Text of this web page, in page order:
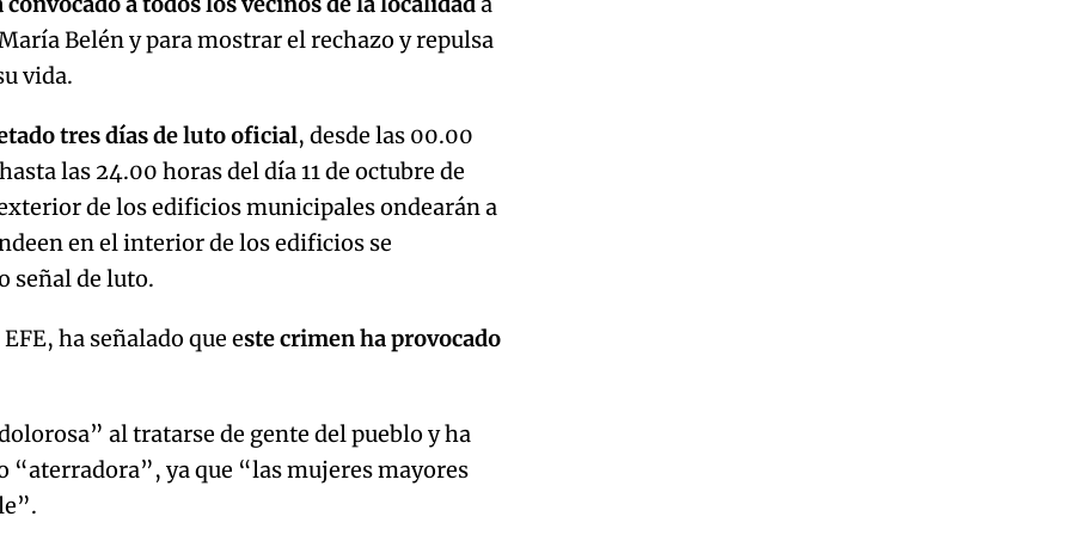
Belén y para mostrar el rechazo y repulsa
vida.
tres días de luto oficial, desde las 00.00
las 24.00 horas del día 11 de octubre de
de los edificios municipales ondearán a
en el interior de los edificios se
señal de luto.
ha señalado que este crimen ha provocado
al tratarse de gente del pueblo y ha
“aterradora”, ya que “las mujeres mayores